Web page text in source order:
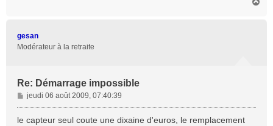
gesan
Modérateur à la retraite
Re: Démarrage impossible
M
e
s
jeudi 06 août 2009, 07:40:39
le capteur seul coute une dixaine d'euros, le remplacement